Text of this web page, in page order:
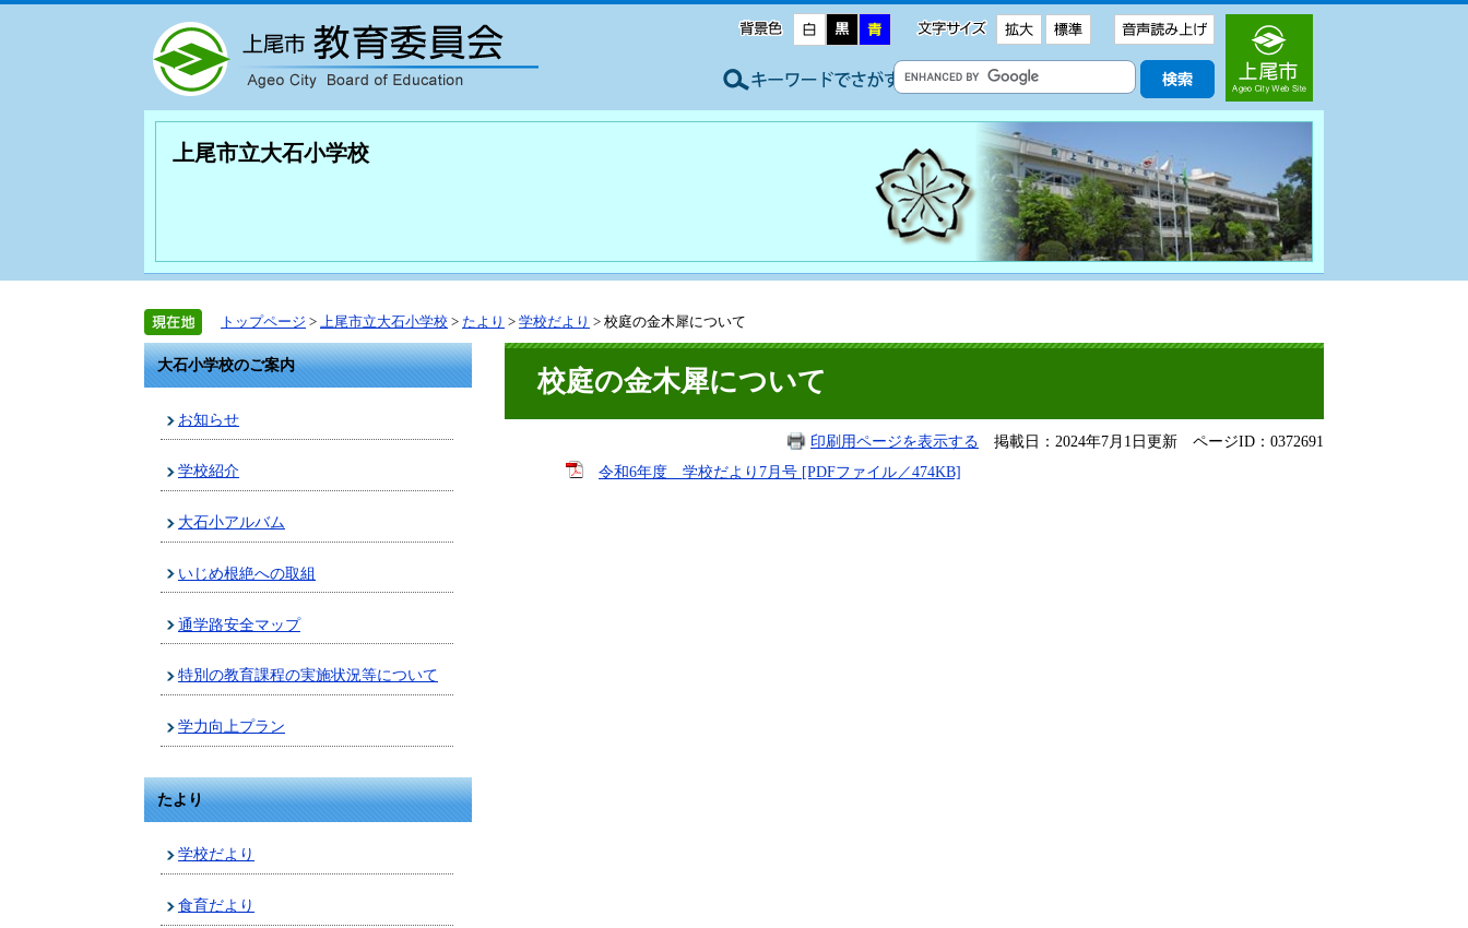
上尾市立大石小学校
トップページ > 上尾市立大石小学校 > たより > 学校だより > 校庭の金木犀について
大石小学校のご案内
お知らせ
学校紹介
大石小アルバム
いじめ根絶への取組
通学路安全マップ
特別の教育課程の実施状況等について
学力向上プラン
たより
学校だより
食育だより
校庭の金木犀について
印刷用ページを表示する 掲載日：2024年7月1日更新 ページID：0372691
令和6年度 学校だより7月号 [PDFファイル／474KB]